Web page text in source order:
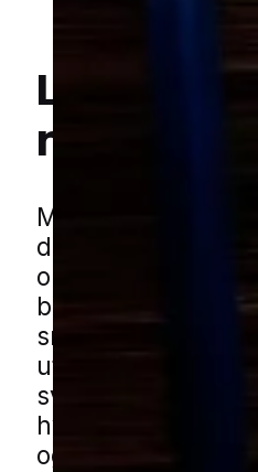
Lokal
myrer
Myre kan hurtigt
de finder vej ind i
omkring
blandede
små sprækker og
uforstyrret kan
svært selv at
hvordan man får
og varigt.